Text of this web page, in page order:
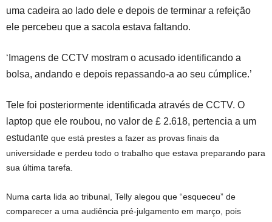
uma cadeira ao lado dele e depois de terminar a refeição
ele percebeu que a sacola estava faltando.
‘Imagens de CCTV mostram o acusado identificando a
bolsa, andando e depois repassando-a ao seu cúmplice.’
Tele foi posteriormente identificada através de CCTV. O
laptop que ele roubou, no valor de £ 2.618, pertencia a um
estudante que está prestes a fazer as provas finais da
universidade e perdeu todo o trabalho que estava preparando para
sua última tarefa.
Numa carta lida ao tribunal, Telly alegou que “esqueceu” de
comparecer a uma audiência pré-julgamento em março, pois